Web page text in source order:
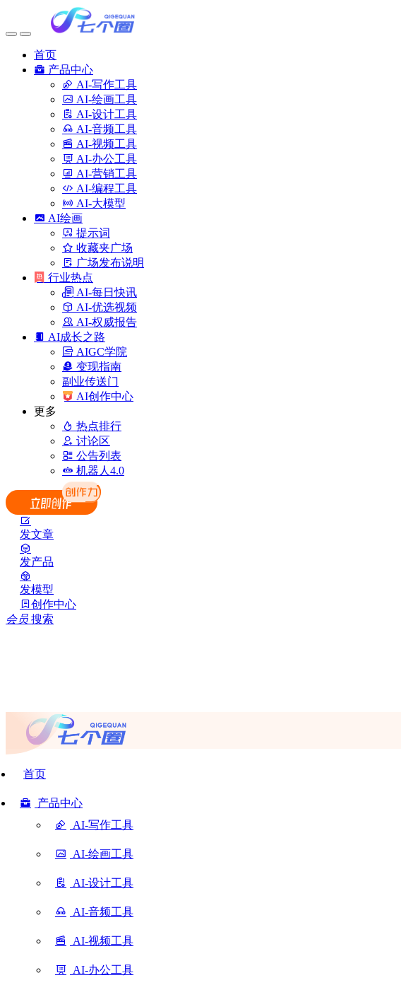
首页
产品中心
AI-写作工具
AI-绘画工具
AI-设计工具
AI-音频工具
AI-视频工具
AI-办公工具
AI-营销工具
AI-编程工具
AI-大模型
AI绘画
提示词
收藏夹广场
广场发布说明
行业热点
AI-每日快讯
AI-优选视频
AI-权威报告
AI成长之路
AIGC学院
变现指南
副业传送门
AI创作中心
更多
热点排行
讨论区
公告列表
机器人4.0
发文章
发产品
发模型
创作中心
会员 搜索
首页
产品中心
AI-写作工具
AI-绘画工具
AI-设计工具
AI-音频工具
AI-视频工具
AI-办公工具